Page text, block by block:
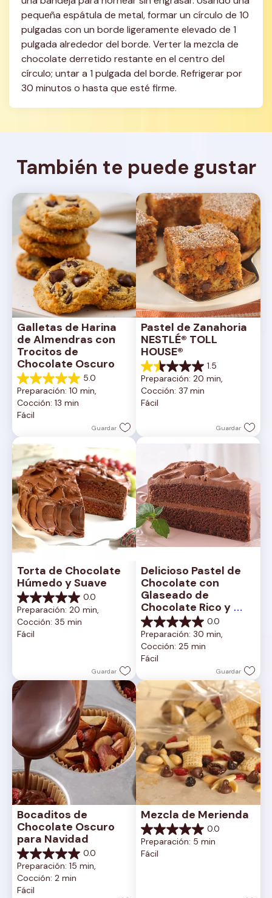
pequeña espátula de metal, formar un círculo de 10
pulgadas con un borde ligeramente elevado de 1
pulgada alrededor del borde. Verter la mezcla de
chocolate derretido restante en el centro del
círculo; untar a 1 pulgada del borde. Refrigerar por
30 minutos o hasta que esté firme.
También te puede gustar
Galletas de Harina
de Almendras con
Trocitos de
Chocolate Oscuro
5.0
5.0
de
5
estrellas.
reseña
Preparación: 10 min,
Cocción: 13 min
Fácil
Guardar
Pastel de Zanahoria
NESTLÉ® TOLL
HOUSE®
1.5
1.5
de
5
estrellas.
Preparación: 20 min,
Cocción: 37 min
Fácil
Guardar
Torta de Chocolate
Húmedo y Suave
0.0
0.0
de
5
estrellas.
Preparación: 20 min,
Cocción: 35 min
Fácil
Guardar
Delicioso Pastel de
Chocolate con
Glaseado de
Chocolate Rico y
Cremoso
0.0
0.0
de
5
estrellas.
Preparación: 30 min,
Cocción: 25 min
Fácil
Guardar
Bocaditos de
Chocolate Oscuro
para Navidad
0.0
0.0
de
5
estrellas.
Preparación: 15 min,
Cocción: 2 min
Fácil
Mezcla de Merienda
0.0
0.0
de
5
Preparación: 5 min
Fácil